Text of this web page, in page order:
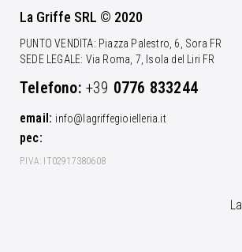
La Griffe SRL © 2020
PUNTO VENDITA: Piazza Palestro, 6, Sora FR
SEDE LEGALE: Via Roma, 7, Isola del Liri FR
Telefono: +39 0776 833244
email: info@lagriffegioielleria.it
pec:
P.IVA: IT02917380608